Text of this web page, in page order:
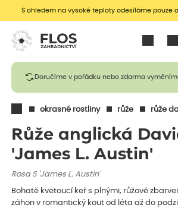
S ohledem na vysoké teploty odesíláme pouze
Doručíme v pořádku nebo zdarma
okrasné rostliny růže růže
Růže anglická
'James L. Austin'
Rosa S 'James L. Austin'
Bohatě kvetoucí keř s plnými, růžově
záhon v romantický kout od léta až do